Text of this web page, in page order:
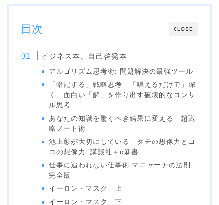
CLOSE
目次
ビジネス本、自己啓発本
アルゴリズム思考術: 問題解決の最強ツール
「暗記する」戦略思考 「唱えるだけで」深
く、面白い「解」を作り出す破壊的なコンサ
ル思考
あなたの知識を驚くべき結果に変える 超戦
略ノート術
池上彰が大切にしている タテの想像力とヨ
コの想像力: 講談社＋α新書
仕事に追われない仕事術 マニャーナの法則
完全版
イーロン・マスク 上
イーロン・マスク 下